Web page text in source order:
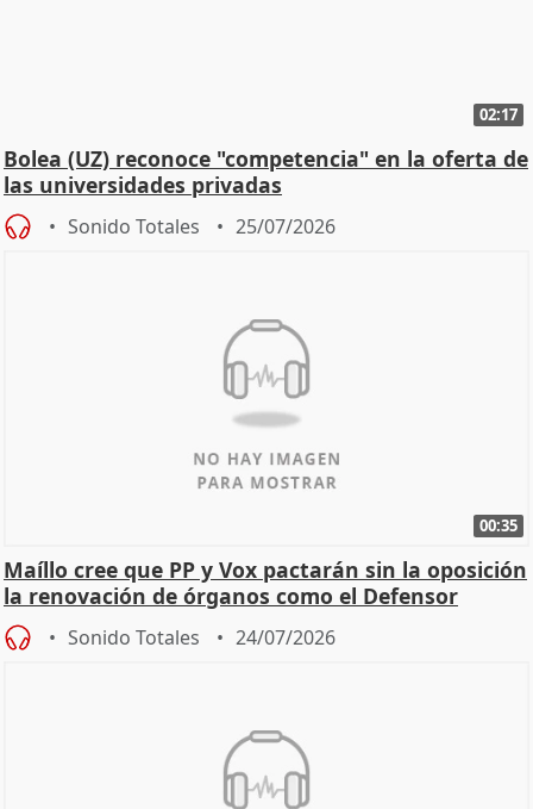
02:17
Bolea (UZ) reconoce "competencia" en la oferta de
las universidades privadas
Sonido Totales 25/07/2026
00:35
Maíllo cree que PP y Vox pactarán sin la oposición
la renovación de órganos como el Defensor
Sonido Totales 24/07/2026